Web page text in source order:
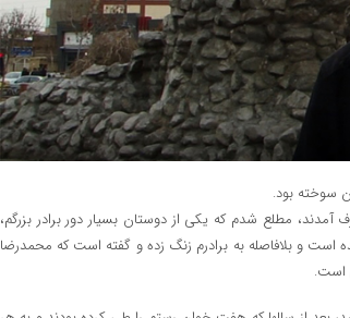
سوخته بود.
آمدند، مطلع شدم که یکی از دوستان بسیار دور برادر بزرگم،
است و بلافاصله به برادرم زنگ زده و گفته است که محمدرضا
است.